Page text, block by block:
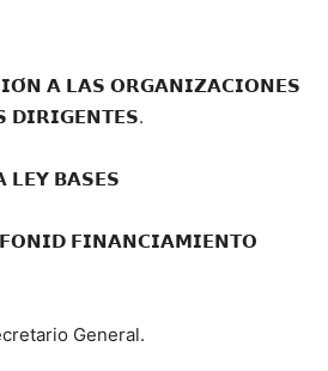
𝗔 𝗟𝗔𝗦 𝗢𝗥𝗚𝗔𝗡𝗜𝗭𝗔𝗖𝗜𝗢𝗡𝗘𝗦
𝗗𝗜𝗥𝗜𝗚𝗘𝗡𝗧𝗘𝗦.
𝗟𝗘𝗬 𝗕𝗔𝗦𝗘𝗦
𝗙𝗜𝗡𝗔𝗡𝗖𝗜𝗔𝗠𝗜𝗘𝗡𝗧𝗢
General.